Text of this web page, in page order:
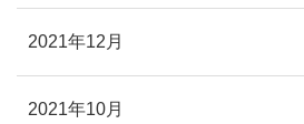
2021年12月
2021年10月